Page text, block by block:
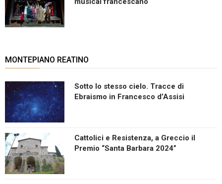
MONTEPIANO REATINO
Sotto lo stesso cielo. Tracce di
Ebraismo in Francesco d’Assisi
Cattolici e Resistenza, a Greccio il
Premio “Santa Barbara 2024”